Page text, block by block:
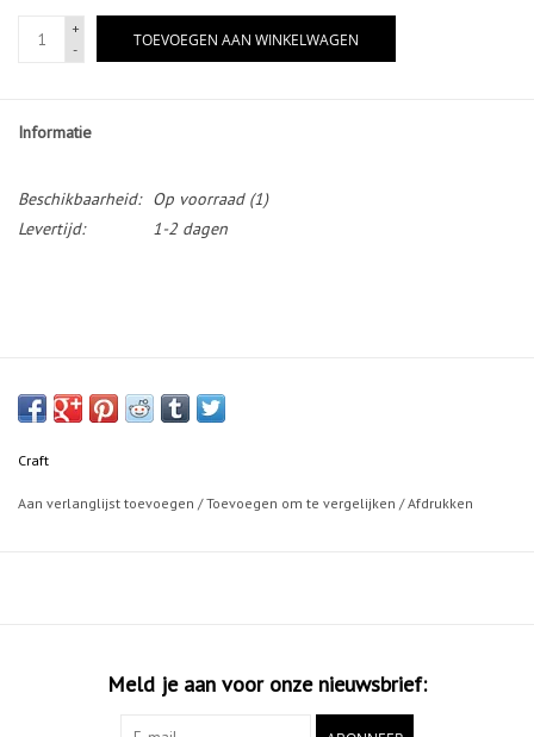
+
-
TOEVOEGEN AAN WINKELWAGEN
Informatie
Beschikbaarheid: Op voorraad(1)
Levertijd:
1-2 dagen
Craft
Aan verlanglijst toevoegen /Toevoegen om te vergelijken /Afdrukken
Meld je aan voor onze nieuwsbrief: